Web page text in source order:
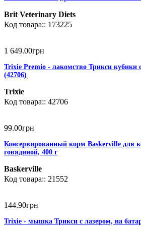
Brit Veterinary Diets
173225
1 649.00грн
Trixie Premio - лакомство Трикси кубики
(42706)
Trixie
42706
99.00грн
Консервированный корм Baskerville для
говядиной, 400 г
Baskerville
21552
144.90грн
Trixie - мышка Трикси с лазером, на